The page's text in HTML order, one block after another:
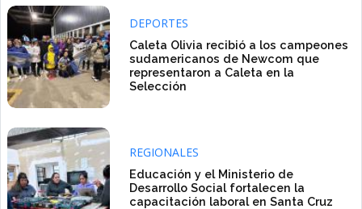
DEPORTES
Caleta Olivia recibió a los campeones
sudamericanos de Newcom que
representaron a Caleta en la
Selección
REGIONALES
Educación y el Ministerio de
Desarrollo Social fortalecen la
capacitación laboral en Santa Cruz